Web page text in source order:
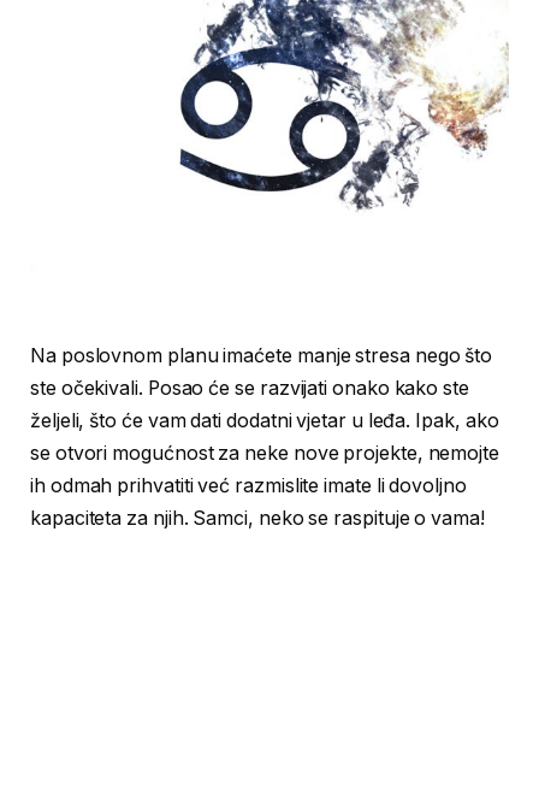
Na poslovnom planu imaćete manje stresa nego što
ste očekivali. Posao će se razvijati onako kako ste
željeli, što će vam dati dodatni vjetar u leđa. Ipak, ako
se otvori mogućnost za neke nove projekte, nemojte
ih odmah prihvatiti već ­razmislite imate li dovoljno
kapaciteta za njih. Samci, neko se raspituje o vama!